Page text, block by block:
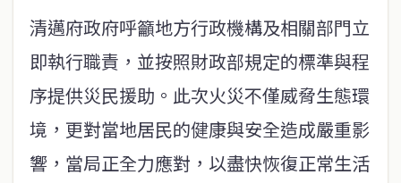
清邁府政府呼籲地方行政機構及相關部門立
即執行職責，並按照財政部規定的標準與程
序提供災民援助。此次火災不僅威脅生態環
境，更對當地居民的健康與安全造成嚴重影
響，當局正全力應對，以盡快恢復正常生活